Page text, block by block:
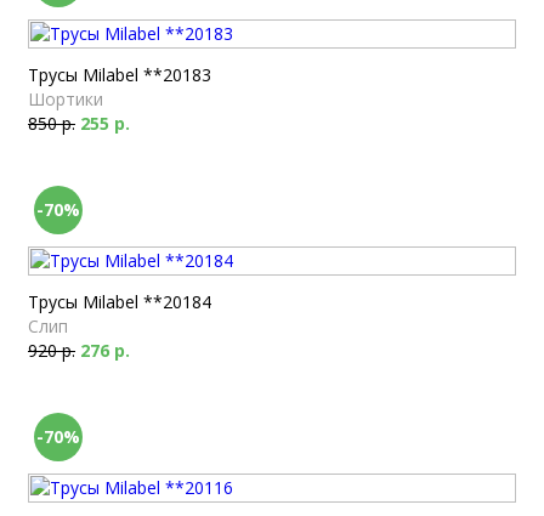
Трусы Milabel **20183
Шортики
850 р. 255 р.
-70%
Трусы Milabel **20184
Слип
920 р. 276 р.
-70%